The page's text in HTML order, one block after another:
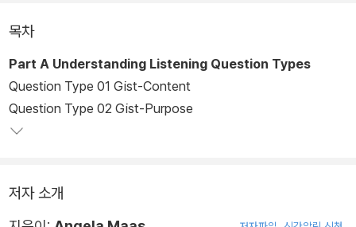
본 교재는 실전 토플 60점 이상을 목표로 하는 초급 학습자를 위한
학습서로서, 토플의 모든 문제 유형과 토플에서 자주 접할 수 있는 주
제들을 학습자가 자연스럽게 익힐 수 있도록 기획되었다. 아울러 강
의 및 대화의 이해도를 높일 수 있는 액티비티와 분야별로 정리된 핵
제공받을 수 있다.
목차
Part A Understanding Listening Question Types
Question Type 01 Gist-Content
Question Type 02 Gist-Purpose
저자 소개